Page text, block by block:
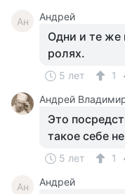
Ан Андрей
Одни и те же
ролях.
5 лет
1
Андрей
Это
такое себе
5 лет 1
Ан Андрей